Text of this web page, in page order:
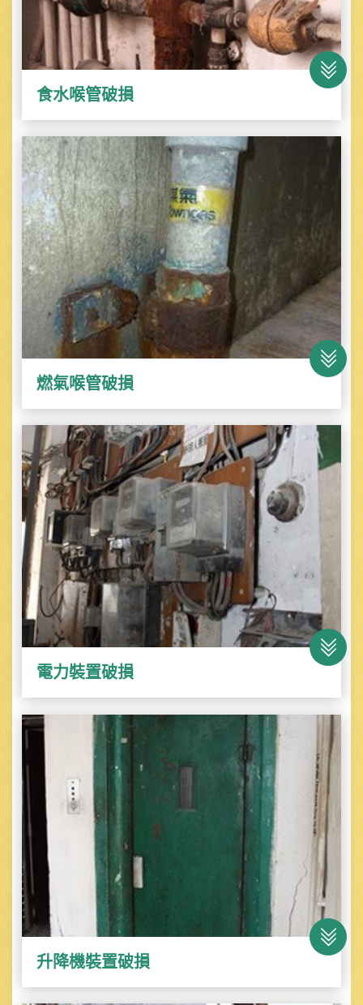
食水喉管破損
燃氣喉管破損
電力裝置破損
升降機裝置破損